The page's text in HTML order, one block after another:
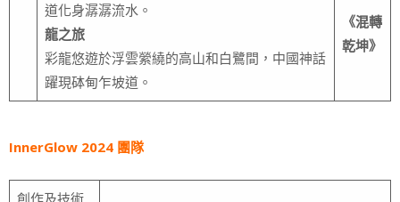
道化身潺潺流水。
龍之旅
彩龍悠遊於浮雲縈繞的高山和白鷺間，中國神話
躍現砵甸乍坡道。
《混轉
乾坤》
InnerGlow 2024 團隊